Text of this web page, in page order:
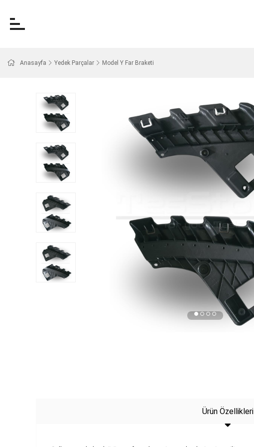
Anasayfa Yedek Parçalar Model Y Far Braketi
Ürün Özellikleri